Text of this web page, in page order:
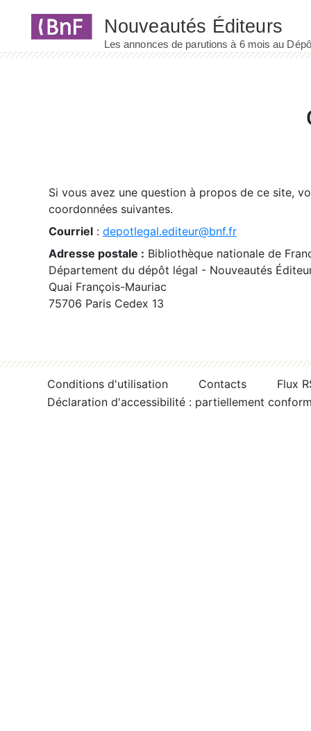
Si vous avez une question à propos de ce site,
coordonnées suivantes.
Courriel : depotlegal.editeur@bnf.fr
Adresse postale : Bibliothèque nationale de
Département du dépôt légal - Nouveautés
Quai François-Mauriac
75706 Paris Cedex 13
Conditions d'utilisation Contacts
Flux
Déclaration d'accessibilité : partiellement